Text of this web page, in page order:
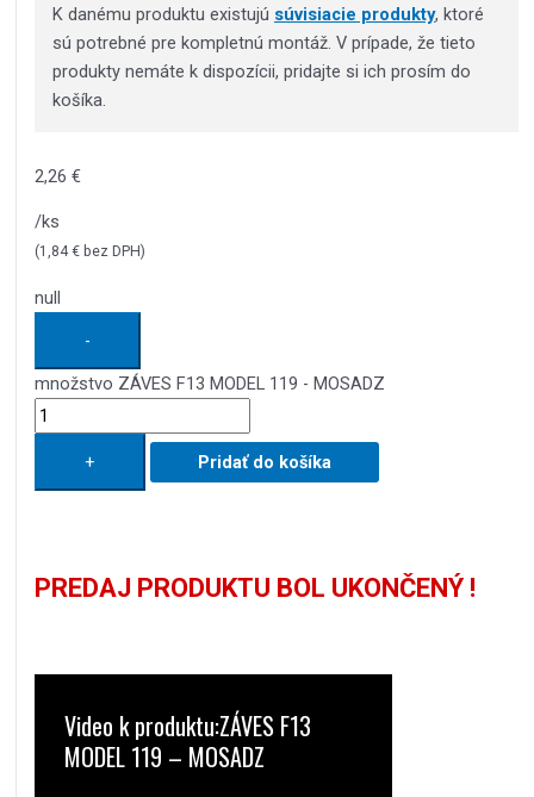
K danému produktu existujú súvisiacie produkty, ktoré
sú potrebné pre kompletnú montáž. V prípade, že tieto
produkty nemáte k dispozícii, pridajte si ich prosím do
košíka.
2,26 €
/ks
(1,84€ bez DPH)
null
-
množstvo ZÁVES F13 MODEL 119 - MOSADZ
+ Pridať do košíka
PREDAJ PRODUKTU BOL UKONČENÝ !
Video k produktu:ZÁVES F13
MODEL 119 – MOSADZ